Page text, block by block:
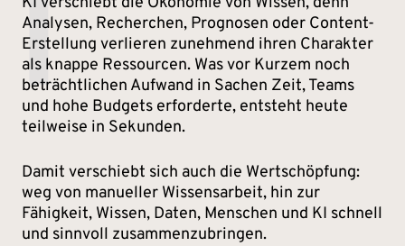
1
Analysen, Recherchen, Prognosen oder Content-
Erstellung verlieren zunehmend ihren Charakter
als knappe Ressourcen. Was vor Kurzem noch
beträchtlichen Aufwand in Sachen Zeit, Teams
und hohe Budgets erforderte, entsteht heute
teilweise in Sekunden.
Damit verschiebt sich auch die Wertschöpfung:
weg von manueller Wissensarbeit, hin zur
Fähigkeit, Wissen, Daten, Menschen und KI schnell
und sinnvoll zusammenzubringen.